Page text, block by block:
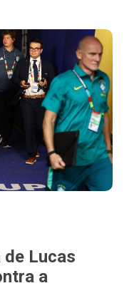
de Lucas
a